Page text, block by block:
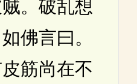
。破乱想
佛言曰。
筋尚在不